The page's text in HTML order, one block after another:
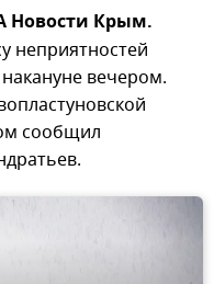
Новости Крым.
неприятностей
вечером.
сообщил